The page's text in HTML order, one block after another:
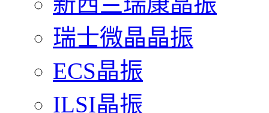
瑞士微晶晶振
ECS晶振
ILSI晶振